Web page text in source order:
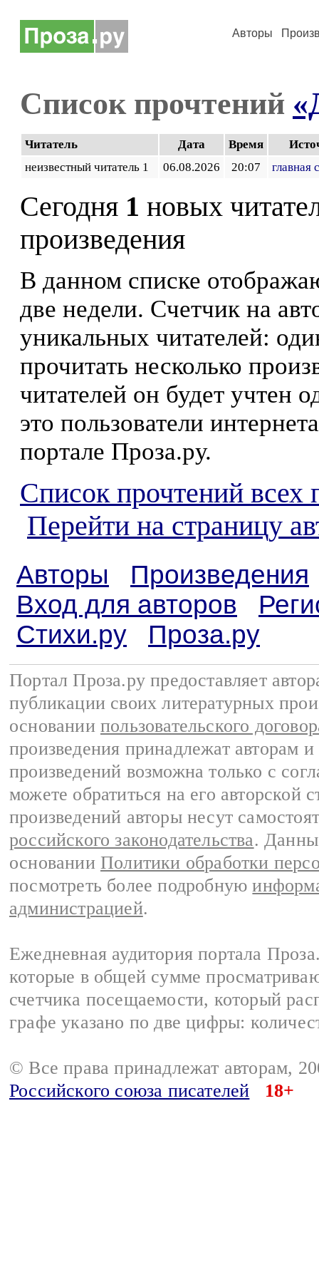
Авторы
Список прочтений
Читатель Дата Время
неизвестный читатель 1
06.08.2026 20:07 главная
Сегодня 1 новых
произведения
В данном списке
две недели. Счетчик на
уникальных читателей:
прочитать несколько
читателей он будет учтен
это пользователи
портале Проза.ру.
Список прочтений всех
Перейти на страницу
Авторы
Произведения
Вход для авторов
Стихи.ру
Проза.ру
Портал Проза.ру предоставляет
публикации своих литературных
основании пользовательского
произведения принадлежат авторам
произведений возможна только с
можете обратиться на его авторской
произведений авторы несут
российского законодательства.
основании Политики обработки
посмотреть более подробную
администрацией.
Ежедневная аудитория портала
которые в общей сумме
счетчика посещаемости, который
графе указано по две цифры:
© Все права принадлежат авторам,
Российского союза писателей
18+